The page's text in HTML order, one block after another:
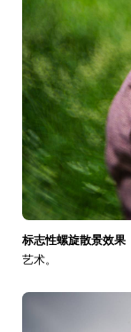
标志性螺旋散景效果
艺术。